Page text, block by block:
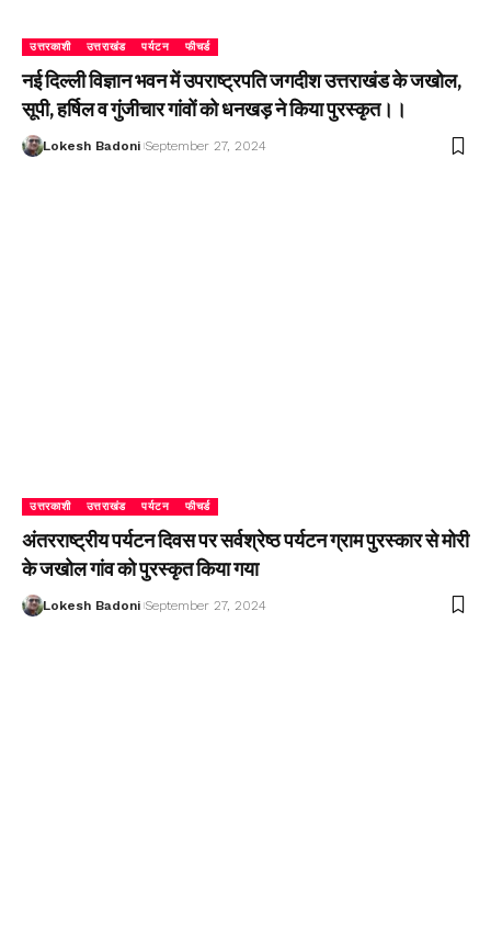
उत्तरकाशी उत्तराखंड पर्यटन फीचर्ड
नई दिल्ली विज्ञान भवन में उपराष्ट्रपति जगदीश उत्तराखंड के जखोल,
सूपी, हर्षिल व गुंजीचार गांवों को धनखड़ ने किया पुरस्कृत।।
Lokesh Badoni September 27, 2024
उत्तरकाशी उत्तराखंड पर्यटन फीचर्ड
अंतरराष्ट्रीय पर्यटन दिवस पर सर्वश्रेष्ठ पर्यटन ग्राम पुरस्कार से मोरी
के जखोल गांव को पुरस्कृत किया गया
Lokesh Badoni September 27, 2024